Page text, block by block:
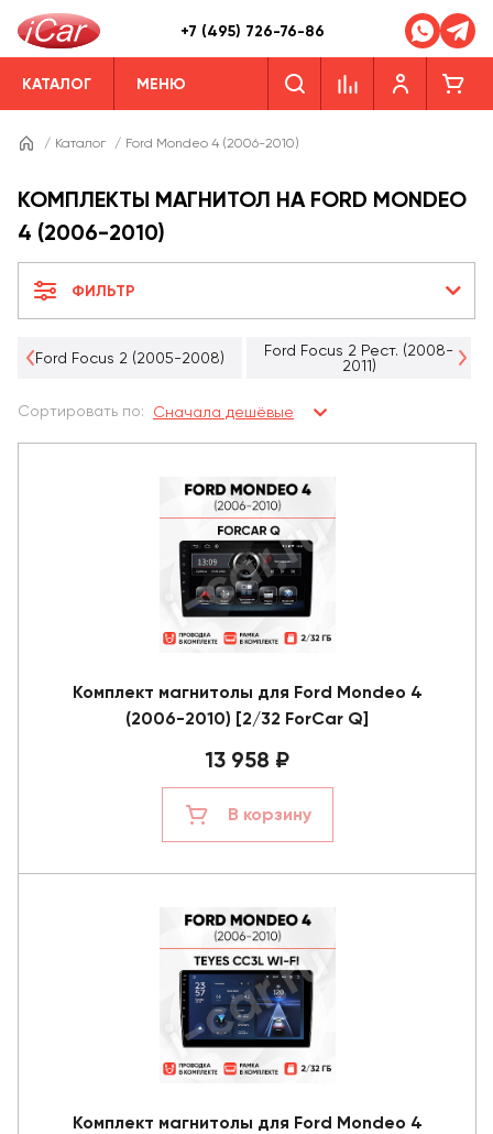
+7 (495) 726-76-86
КАТАЛОГ МЕНЮ
/ Каталог / Ford Mondeo 4 (2006-2010)
КОМПЛЕКТЫ МАГНИТОЛ НА FORD MONDEO
4 (2006-2010)
ФИЛЬТР
Ford Focus 2 (2005-2008)
Ford Focus 2 Рест. (2008-
2011)
Сортировать по: Сначала дешёвые
Комплект магнитолы для Ford Mondeo 4
(2006-2010) [2/32 ForCar Q]
13 958 ₽
В корзину
Комплект магнитолы для Ford Mondeo 4